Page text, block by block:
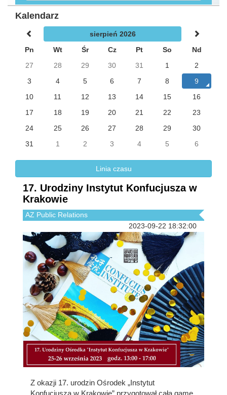
Kalendarz
sierpień 2026
Pn
Wt Śr Cz Pt So
Nd
27
28 29 30 31 1
2
3
4 5 6 7 8
9
10
11 12 13 14 15
16
17
18 19 20 21 22
23
24
25 26 27 28 29
30
31
1 2 3 4 5 6
Linia czasu
17. Urodziny Instytut Konfucjusza w
Krakowie
AZ Public Relations
2023-09-22 18:32:00
Z okazji 17. urodzin Ośrodek „Instytut